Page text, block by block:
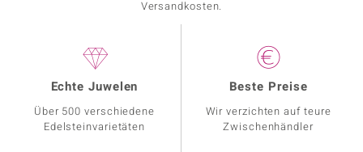
Versandkosten.
Echte Juwelen
Über 500 verschiedene
Edelsteinvarietäten
Beste Preise
Wir verzichten auf teure
Zwischenhändler